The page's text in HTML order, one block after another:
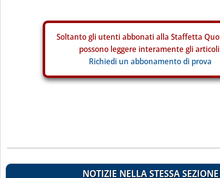
Soltanto gli utenti abbonati alla Staffetta
possono leggere interamente gli
Richiedi un abbonamento di prova
NOTIZIE NELLA STESSA SEZIONE